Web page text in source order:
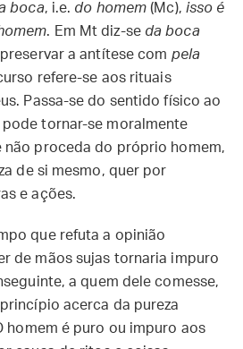
boca, i.e. do homem (Mc), isso é
. Em Mt diz-se da boca
a antítese com pela
refere-se aos rituais
Passa-se do sentido físico ao
tornar-se moralmente
não proceda do próprio homem,
de si mesmo, quer por
e ações.
que refuta a opinião
de mãos sujas tornaria impuro
a quem dele comesse,
acerca da pureza
homem é puro ou impuro aos